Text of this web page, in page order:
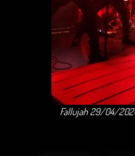
Fallujah 29/04/